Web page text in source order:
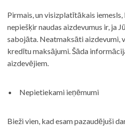
Pirmais, un visizplatītākais
nepiešķir naudas aizdevumus ir, ja
sabojāta. Neatmaksāti aizdevumi,
kredītu maksājumi. Šāda
aizdevējiem.
Nepietiekami ieņēmumi
Bieži vien, kad esam pazaudējuši